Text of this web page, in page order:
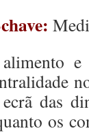
das
os